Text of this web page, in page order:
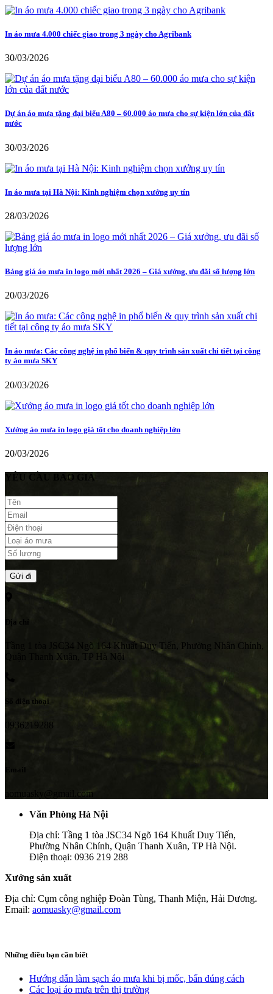
In áo mưa 4.000 chiếc giao trong 3 ngày cho Agribank
30/03/2026
Dự án áo mưa tặng đại biểu A80 – 60.000 áo mưa cho sự kiện lớn của đất
nước
30/03/2026
In áo mưa tại Hà Nội: Kinh nghiệm chọn xưởng uy tín
28/03/2026
Bảng giá áo mưa in logo mới nhất 2026 – Giá xưởng, ưu đãi số lượng lớn
20/03/2026
In áo mưa: Các công nghệ in phổ biến & quy trình sản xuất chi tiết tại công
ty áo mưa SKY
20/03/2026
Xưởng áo mưa in logo giá tốt cho doanh nghiệp lớn
20/03/2026
YÊU CẦU BÁO GIÁ
Địa chỉ
Tầng 1 tòa JSC34 Ngõ 164 Khuất Duy Tiến, Phường Nhân Chính,
Quận Thanh Xuân, TP Hà Nội
Số điện thoại
0936219288
Email
aomuasky@gmail.com
Văn Phòng Hà Nội
Địa chỉ: Tầng 1 tòa JSC34 Ngõ 164 Khuất Duy Tiến,
Phường Nhân Chính, Quận Thanh Xuân, TP Hà Nội.
Điện thoại: 0936 219 288
Xưởng sản xuất
Địa chỉ: Cụm công nghiệp Đoàn Tùng, Thanh Miện, Hải Dương.
Email: aomuasky@gmail.com
Những điều bạn cần biết
Hướng dẫn làm sạch áo mưa khi bị mốc, bẩn đúng cách
Các loại áo mưa trên thị trường